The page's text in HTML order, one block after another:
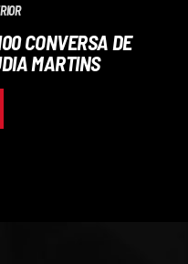
CONVERSA DE
MARTINS